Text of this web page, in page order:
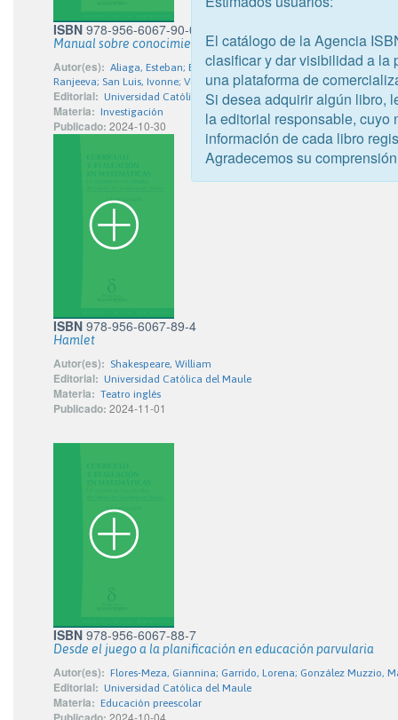
ISBN 978-956-6067-90-0
Manual sobre conocimiento, cuidado y bienestar en
Autor(es): Aliaga, Esteban; Bórquez, Jessica; Cabrera, Maritza
Ranjeeva; San Luis, Ivonne; Vergara, Beatriz Montalba Solari; Vergara,
Editorial: Universidad Católica del Maule
Materia: Investigación
Publicado: 2024-10-30
ISBN 978-956-6067-89-4
Hamlet
Autor(es): Shakespeare, William
Editorial: Universidad Católica del Maule
Materia: Teatro inglés
Publicado: 2024-11-01
ISBN 978-956-6067-88-7
Desde el juego a la planificación en educación parvularia
Autor(es): Flores-Meza, Giannina; Garrido, Lorena; González Muzzio,
Editorial: Universidad Católica del Maule
Materia: Educación preescolar
2024-10-04
El catálogo de la Agencia
clasificar y dar visibilidad a la
una plataforma de
Si desea adquirir algún libro,
la editorial responsable, cuyo
información de cada libro
Agradecemos su